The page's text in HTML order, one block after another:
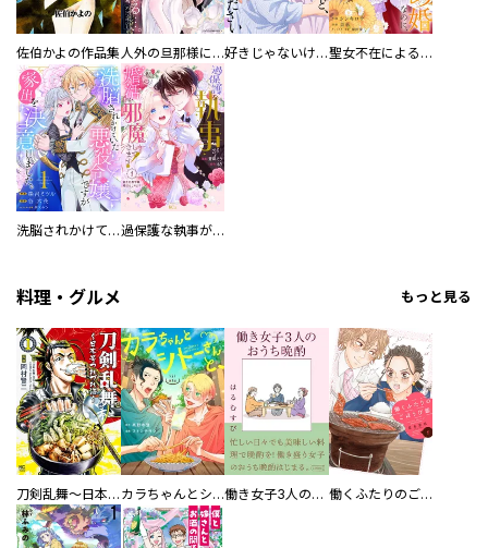
佐伯かよの作品集 人外の旦那様に娶られ毎晩ナカまで愛される…。アンソロジー 好きじゃないけど、抱いてください【電子単行本版／特典おまけ付き】 聖女不在による仮初め婚なのに、不器用な王太子に溺愛されています【電子単行本版／特典おまけ付き】
洗脳されかけていた悪役令嬢ですが家出を決意しました。【電子単行本版／特典おまけ付き】 過保護な執事が私の婚活を邪魔してきます！ 分冊版
料理・グルメ もっと見る
刀剣乱舞～日本号つれづれ酒～ カラちゃんとシトーさんと、 【分冊版】 働き女子3人のおうち晩酌 働くふたりのごほうび飯